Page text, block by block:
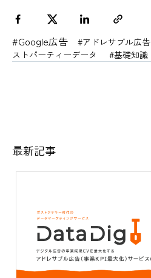
#Google広告 #アドレサブル広告
ストパーティーデータ
#基礎知識
最新記事